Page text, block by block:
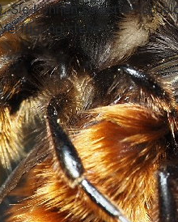
Sie können selbst
stehen.